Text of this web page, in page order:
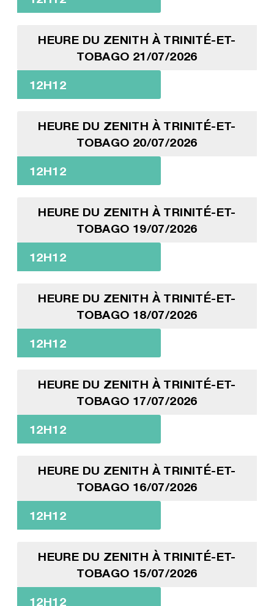
HEURE DU ZENITH À TRINITÉ-ET-
TOBAGO 21/07/2026
12H12
HEURE DU ZENITH À TRINITÉ-ET-
TOBAGO 20/07/2026
12H12
HEURE DU ZENITH À TRINITÉ-ET-
TOBAGO 19/07/2026
12H12
HEURE DU ZENITH À TRINITÉ-ET-
TOBAGO 18/07/2026
12H12
HEURE DU ZENITH À TRINITÉ-ET-
TOBAGO 17/07/2026
12H12
HEURE DU ZENITH À TRINITÉ-ET-
TOBAGO 16/07/2026
12H12
HEURE DU ZENITH À TRINITÉ-ET-
TOBAGO 15/07/2026
12H12